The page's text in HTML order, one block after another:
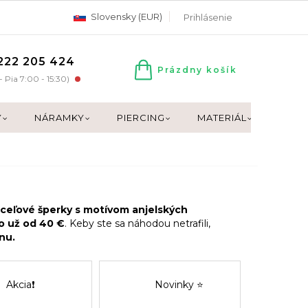
Slovensky (EUR) Prihlásenie
205 424
Pia 7:00 - 15:30)
NÁKUPNÝ
Prázdny košík
NÁRAMKY PIERCING MATERIÁL
šperky s motívom anjelských
už od 40 €. Keby ste sa náhodou netrafili,
Akcia❗ Novinky ⭐